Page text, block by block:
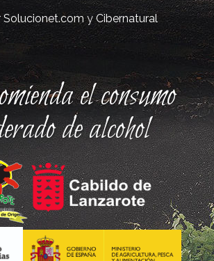
Solucionet.comyCibernatural
el consumo
de alcohol